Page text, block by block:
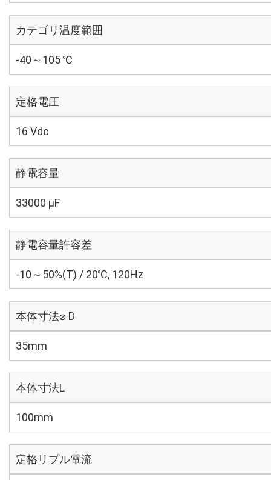
カテゴリ温度範囲
-40～105 ℃
定格電圧
16 Vdc
静電容量
33000 µF
静電容量許容差
-10～50%(T) / 20℃, 120Hz
本体寸法⌀ D
35mm
本体寸法L
100mm
定格リプル電流